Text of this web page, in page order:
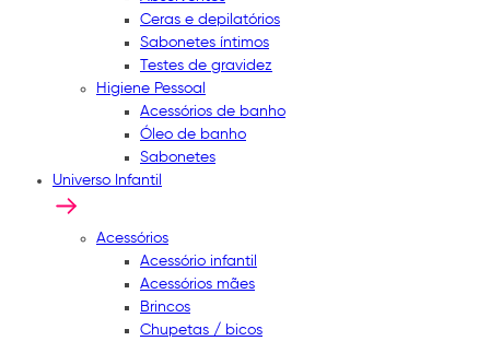
Ceras e depilatórios
Sabonetes íntimos
Testes de gravidez
Higiene Pessoal
Acessórios de banho
Óleo de banho
Sabonetes
Universo Infantil
Acessórios
Acessório infantil
Acessórios mães
Brincos
Chupetas / bicos